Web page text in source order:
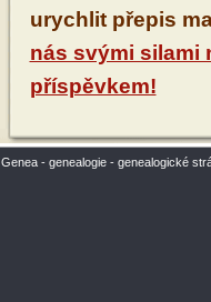
urychlit přepis
nás svými silami
příspěvkem!
Genea - genealogie - genealogické